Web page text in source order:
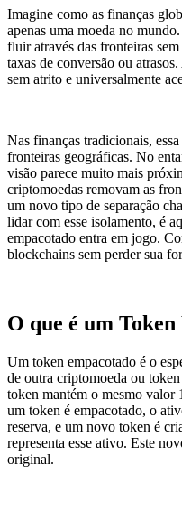
Imagine como as finanças
apenas uma moeda no
fluir através das fronteiras
taxas de conversão ou
sem atrito e universalmente
Nas finanças tradicionais,
fronteiras geográficas. No
visão parece muito mais
criptomoedas removam as
um novo tipo de separação
lidar com esse isolamento, é
empacotado entra em jogo.
blockchains sem perder sua
O que é um
Um token empacotado é o
de outra criptomoeda ou
token mantém o mesmo
um token é empacotado, o
reserva, e um novo token é
representa esse ativo. Este
original.